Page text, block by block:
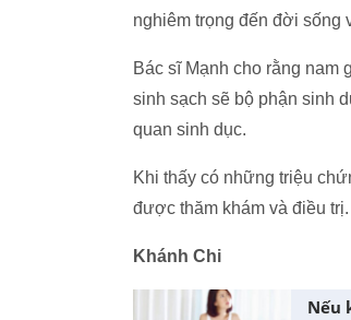
nghiêm trọng đến đời sống
Bác sĩ Mạnh cho rằng nam
sinh sạch sẽ bộ phận sinh
quan sinh dục.
Khi thấy có những triệu
được thăm khám và điều trị.
Khánh Chi
Nếu